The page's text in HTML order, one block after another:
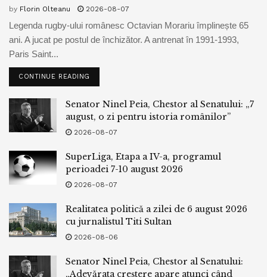
by Florin Olteanu 2026-08-07
Legenda rugby-ului românesc Octavian Morariu împlinește 65
ani. A jucat pe postul de închizător. A antrenat în 1991-1993,
Paris Saint...
CONTINUE READING
Senator Ninel Peia, Chestor al Senatului: „7
august, o zi pentru istoria românilor”
2026-08-07
SuperLiga, Etapa a IV-a, programul
perioadei 7-10 august 2026
2026-08-07
Realitatea politică a zilei de 6 august 2026
cu jurnalistul Titi Sultan
2026-08-06
Senator Ninel Peia, Chestor al Senatului:
„Adevărata creștere apare atunci când